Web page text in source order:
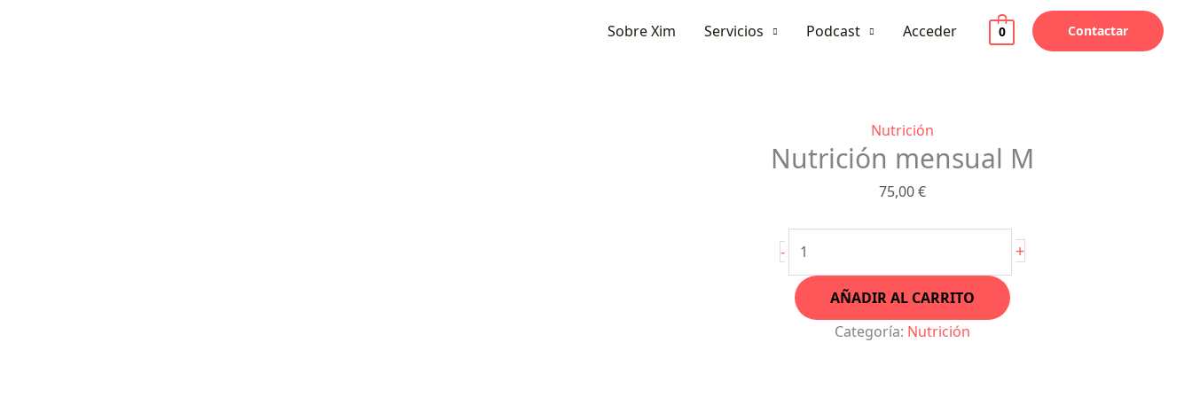
Sobre Xim Servicios Podcast Acceder 0 Contactar
Nutrición
Nutrición mensual M
75,00€
-
mensual
+
AÑADIR AL CARRITO
Categoría: Nutrición